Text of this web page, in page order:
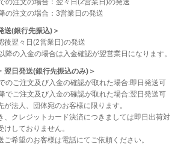
の注文の場合：翌々日(2営業日)の発送
の注文の場合：3営業日の発送
送(銀行先振込)＞
後翌々日(2営業日)の発送
降の入金の場合は入金確認が翌営業日になります。
翌日発送(銀行先振込のみ)＞
のご注文及び入金の確認が取れた場合:即日発送可
でご注文及び入金の確認が取れた場合:翌日発送可
法人、団体宛のお客様に限ります。
、クレジットカード決済につきましては即日出荷対
けしておりません。
ご希望のお客様は電話にてご依頼ください。